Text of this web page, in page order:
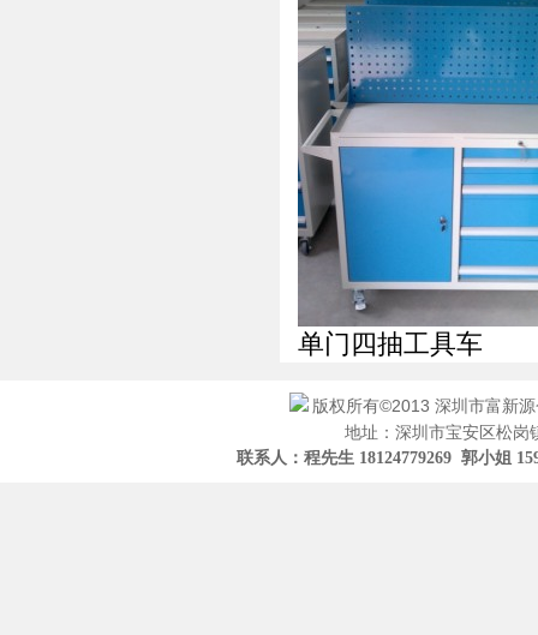
单门四抽工具车
版权所有©2013 深圳市富新
地址：深圳市宝安区松
联系人：程先生 18124779269 郭小姐